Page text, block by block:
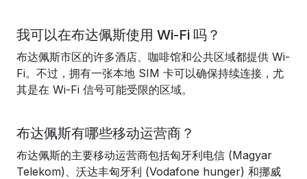
我可以在布达佩斯使用 Wi-Fi 吗？
布达佩斯市区的许多酒店、咖啡馆和公共区域都提供 Wi-
Fi。不过，拥有一张本地 SIM 卡可以确保持续连接，尤
其是在 Wi-Fi 信号可能受限的区域。
布达佩斯有哪些移动运营商？
布达佩斯的主要移动运营商包括匈牙利电信 (Magyar
Telekom)、沃达丰匈牙利 (Vodafone hunger) 和挪威